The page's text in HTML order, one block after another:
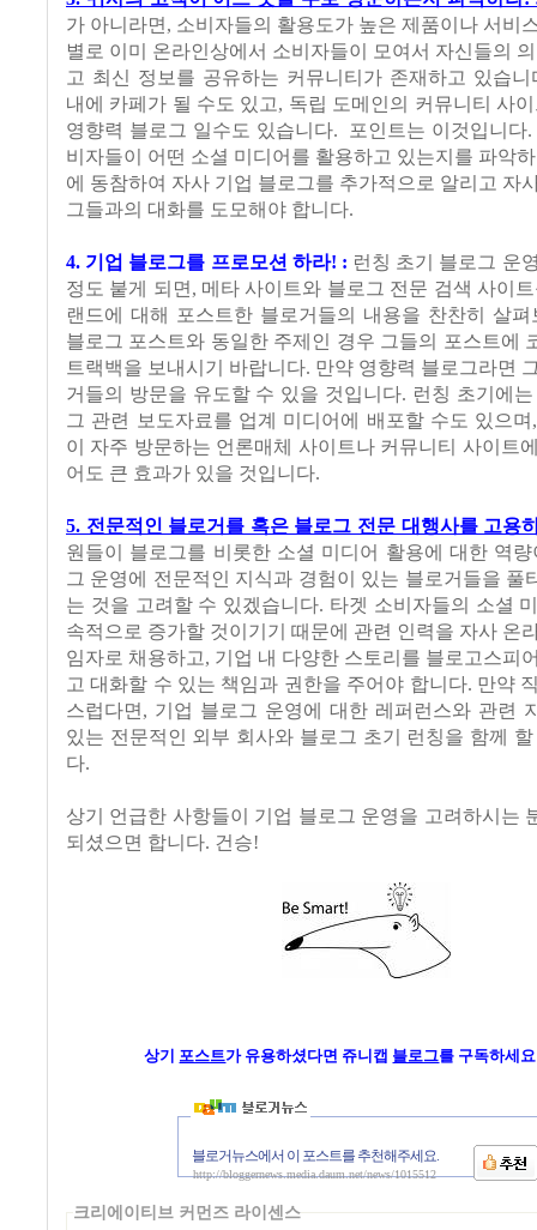
가 아니라면, 소비자들의 활용도가 높은 제품이나 서비
별로 이미 온라인상에서 소비자들이 모여서 자신들의
고 최신 정보를 공유하는 커뮤니티가 존재하고 있습
내에 카페가 될 수도 있고, 독립 도메인의 커뮤니티 사
영향력 블로그 일수도 있습니다. 포인트는 이것입니다
비자들이 어떤 소셜 미디어를 활용하고 있는지를 파악
에 동참하여 자사 기업 블로그를 추가적으로 알리고 자
그들과의 대화를 도모해야 합니다.
4. 기업 블로그를 프로모션 하라! : 런칭 초기 블로그 운
정도 붙게 되면, 메타 사이트와 블로그 전문 검색 사이
랜드에 대해 포스트한 블로거들의 내용을 찬찬히 살
블로그 포스트와 동일한 주제인 경우 그들의 포스트에
트랙백을 보내시기 바랍니다. 만약 영향력 블로그라면
거들의 방문을 유도할 수 있을 것입니다. 런칭 초기에
그 관련 보도자료를 업계 미디어에 배포할 수도 있으
이 자주 방문하는 언론매체 사이트나 커뮤니티 사이트
어도 큰 효과가 있을 것입니다.
5. 전문적인 블로거를 혹은 블로그 전문 대행사를 고용
원들이 블로그를 비롯한 소셜 미디어 활용에 대한 역
그 운영에 전문적인 지식과 경험이 있는 블로거들을 풀
는 것을 고려할 수 있겠습니다. 타겟 소비자들의 소셜
속적으로 증가할 것이기기 때문에 관련 인력을 자사 온
임자로 채용하고, 기업 내 다양한 스토리를 블로고스피
고 대화할 수 있는 책임과 권한을 주어야 합니다. 만약
스럽다면, 기업 블로그 운영에 대한 레퍼런스와 관련
있는 전문적인 외부 회사와 블로그 초기 런칭을 함께
다.
상기 언급한 사항들이 기업 블로그 운영을 고려하시는
되셨으면 합니다. 건승!
상기 포스트가 유용하셨다면 쥬니캡 블로그를 구독하세요
블로거뉴스에서 이 포스트를 추천해주세요.
http://bloggernews.media.daum.net/news/1015512
크리에이티브 커먼즈 라이센스